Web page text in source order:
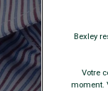
Bexley
Votre
moment.